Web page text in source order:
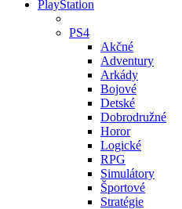
PlayStation
PS4
Akčné
Adventury
Arkády
Bojové
Detské
Dobrodružné
Horor
Logické
RPG
Simulátory
Športové
Stratégie